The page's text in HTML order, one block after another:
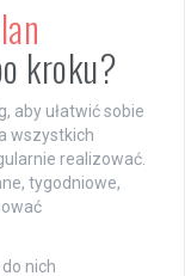
kroku?
aby ułatwić sobie
wszystkich
realizować.
tygodniowe,
nich